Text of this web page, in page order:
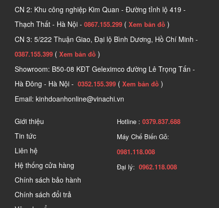
CN 2: Khu công nghiệp Kim Quan - Đường tỉnh lộ 419 -
Thạch Thất - Hà Nội - 0867.155.299 ( Xem bản đồ )
CN 3: 5/222 Thuận Giao, Đại lộ Bình Dương, Hồ Chí Minh -
0387.155.399 ( Xem bản đồ )
Showroom: B50-08 KĐT Geleximco đường Lê Trọng Tấn -
Hà Đông - Hà Nội - 0352.155.399 ( Xem bản đồ )
Email: kinhdoanhonline@vinachi.vn
Giới thiệu
Tin tức
Liên hệ
Hệ thống cửa hàng
Chính sách bảo hành
Chính sách đổi trả
Hotline : 0379.837.688
Máy Chế Biến Gỗ:
0981.118.008
Đại lý: 0962.118.008